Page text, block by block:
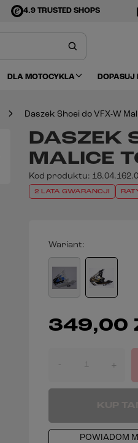
4.9 TRUSTED SHOPS
DLA MOTOCYKLA DOPASUJ
Daszek Shoei do VFX-W
DASZEK
MALICE
Kod produktu: 18.04.162.0
2 LATA GWARANCJI
Wariant
349,00
- +
POWIADOM